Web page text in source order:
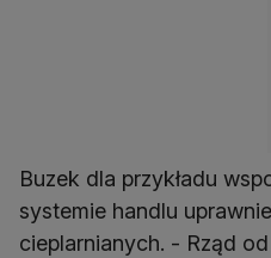
Buzek dla przykładu
systemie handlu
cieplarnianych. - Rząd